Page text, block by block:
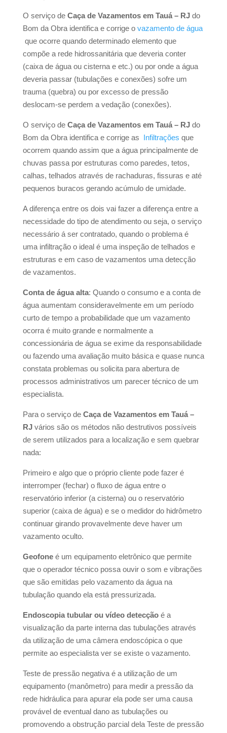
O serviço de Caça de Vazamentos em Tauá – RJ do
Bom da Obra identifica e corrige o vazamento de água
que ocorre quando determinado elemento que
compõe a rede hidrossanitária que deveria conter
(caixa de água ou cisterna e etc.) ou por onde a água
deveria passar (tubulações e conexões) sofre um
trauma (quebra) ou por excesso de pressão
deslocam-se perdem a vedação (conexões).
O serviço de Caça de Vazamentos em Tauá – RJ do
Bom da Obra identifica e corrige as Infiltrações que
ocorrem quando assim que a água principalmente de
chuvas passa por estruturas como paredes, tetos,
calhas, telhados através de rachaduras, fissuras e até
pequenos buracos gerando acúmulo de umidade.
A diferença entre os dois vai fazer a diferença entre a
necessidade do tipo de atendimento ou seja, o serviço
necessário á ser contratado, quando o problema é
uma infiltração o ideal é uma inspeção de telhados e
estruturas e em caso de vazamentos uma detecção
de vazamentos.
Conta de água alta: Quando o consumo e a conta de
água aumentam consideravelmente em um período
curto de tempo a probabilidade que um vazamento
ocorra é muito grande e normalmente a
concessionária de água se exime da responsabilidade
ou fazendo uma avaliação muito básica e quase nunca
constata problemas ou solicita para abertura de
processos administrativos um parecer técnico de um
especialista.
Para o serviço de Caça de Vazamentos em Tauá –
RJ vários são os métodos não destrutivos possíveis
de serem utilizados para a localização e sem quebrar
nada:
Primeiro e algo que o próprio cliente pode fazer é
interromper (fechar) o fluxo de água entre o
reservatório inferior (a cisterna) ou o reservatório
superior (caixa de água) e se o medidor do hidrômetro
continuar girando provavelmente deve haver um
vazamento oculto.
Geofoneé um equipamento eletrônico que permite
que o operador técnico possa ouvir o som e vibrações
que são emitidas pelo vazamento da água na
tubulação quando ela está pressurizada.
Endoscopia tubular ou vídeo detecçãoé a
visualização da parte interna das tubulações através
da utilização de uma câmera endoscópica o que
permite ao especialista ver se existe o vazamento.
Teste de pressão negativa é a utilização de um
equipamento (manômetro) para medir a pressão da
rede hidráulica para apurar ela pode ser uma causa
provável de eventual dano as tubulações ou
promovendo a obstrução parcial dela Teste de pressão